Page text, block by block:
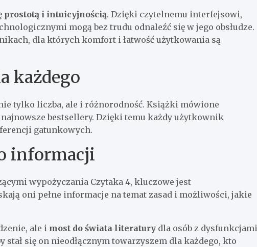
prostotą i intuicyjnością. Dzięki czytelnemu interfejsowi,
mogą bez trudu odnaleźć się w jego obsłudze.
dla których komfort i łatwość użytkowania są
każdego
tylko liczba, ale i różnorodność. Książki mówione
bestsellery. Dzięki temu każdy użytkownik
gatunkowych.
informacji
wypożyczania Czytaka 4, kluczowe jest
oni pełne informacje na temat zasad i możliwości, jakie
ale i most do świata literatury dla osób z dysfunkcjami
stał się on nieodłącznym towarzyszem dla każdego, kto